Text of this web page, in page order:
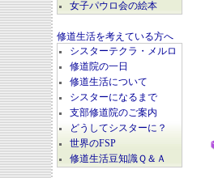
女子パウロ会の絵本
修道生活を考えている方へ
シスターテクラ・メルロ
修道院の一日
修道生活について
シスターになるまで
支部修道院のご案内
どうしてシスターに？
世界のFSP
修道生活豆知識Ｑ＆Ａ